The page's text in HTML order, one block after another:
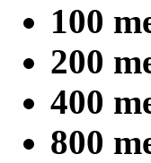
100
200
400
800